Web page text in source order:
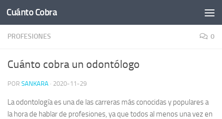
Saltar al contenido
Cuánto Cobra
PROFESIONES 0
Cuánto cobra un odontólogo
POR SANKARA · 2020-11-29
La odontología es una de las carreras más conocidas y populares a
la hora de hablar de profesiones, ya que todos al menos una vez en